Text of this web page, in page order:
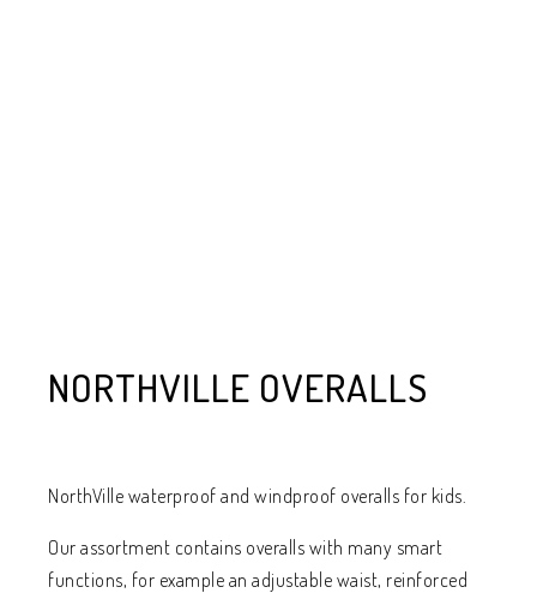
NORTHVILLE OVERALLS
NorthVille waterproof and windproof overalls for kids.
Our assortment contains overalls with many smart
functions, for example an adjustable waist, reinforced